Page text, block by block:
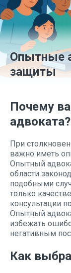
Опытные
защиты
Почему
адвоката?
При
важно иметь
Опытный
области
подобными
только
консультации
Опытный
избежать
негативным
Как